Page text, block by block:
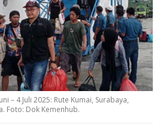
– 4 Juli 2025: Rute Kumai, Surabaya,
Foto: Dok Kemenhub.